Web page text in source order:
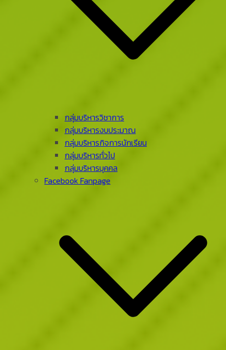
กลุ่มบริหารวิชาการ
กลุ่มบริหารงบประมาณ
กลุ่มบริหารกิจการนักเรียน
กลุ่มบริหารทั่วไป
กลุ่มบริหารบุคคล
Facebook Fanpage